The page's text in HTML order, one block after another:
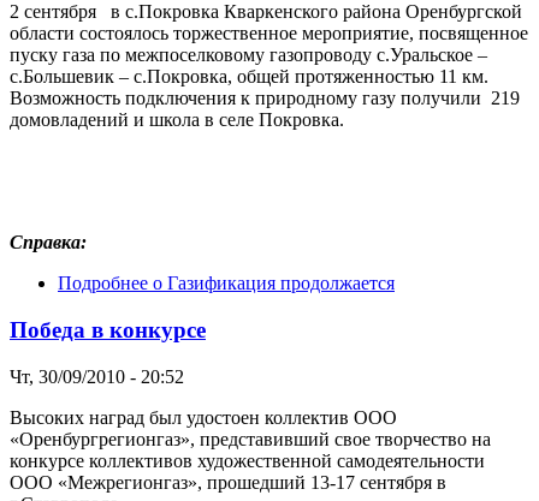
2 сентября в с.Покровка Кваркенского района Оренбургской
области состоялось торжественное мероприятие, посвященное
пуску газа по межпоселковому газопроводу с.Уральское –
с.Большевик – с.Покровка, общей протяженностью 11 км.
Возможность подключения к природному газу получили 219
домовладений и школа в селе Покровка.
Справка:
Подробнее о Газификация продолжается
Победа в конкурсе
Чт, 30/09/2010 - 20:52
Высоких наград был удостоен коллектив ООО
«Оренбургрегионгаз», представивший свое творчество на
конкурсе коллективов художественной самодеятельности
ООО «Межрегионгаз», прошедший 13-17 сентября в